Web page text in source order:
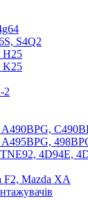
S4Q2
H25
K25
2
4D94E,
F2, Mazda XA